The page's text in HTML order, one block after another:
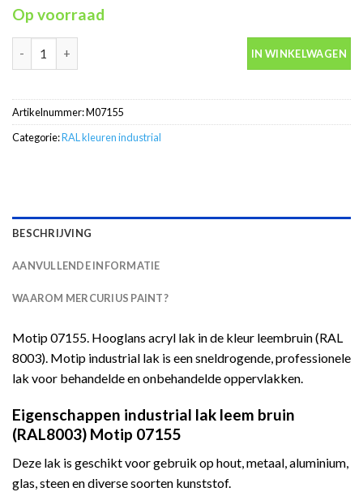
Op voorraad
IN WINKELWAGEN
Artikelnummer:M07155
Categorie:RAL kleuren industrial
BESCHRIJVING
AANVULLENDE INFORMATIE
WAAROM MERCURIUS PAINT?
Motip 07155. Hooglans acryl lak in de kleur leembruin (RAL
8003). Motip industrial lak is een sneldrogende, professionele
lak voor behandelde en onbehandelde oppervlakken.
Eigenschappen industrial lak leem bruin
(RAL8003) Motip 07155
Deze lak is geschikt voor gebruik op hout, metaal, aluminium,
glas, steen en diverse soorten kunststof.